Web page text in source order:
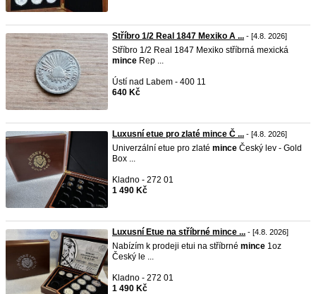
Stříbro 1/2 Real 1847 Mexiko A ... - [4.8. 2026]
Stříbro 1/2 Real 1847 Mexiko stříbrná mexická
mince Rep ...
Ústí nad Labem - 400 11
640 Kč
Luxusní etue pro zlaté mince Č ... - [4.8. 2026]
Univerzální etue pro zlaté mince Český lev - Gold
Box ...
Kladno - 272 01
1 490 Kč
Luxusní Etue na stříbrné mince ... - [4.8. 2026]
Nabízím k prodeji etui na stříbrné mince 1oz
Český le ...
Kladno - 272 01
1 490 Kč